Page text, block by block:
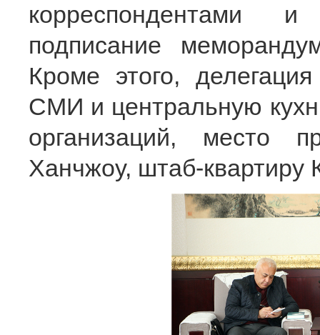
корреспондентами
подписание
Кроме этого,
СМИ и центральную
организаций, место
Ханчжоу, штаб-квартиру